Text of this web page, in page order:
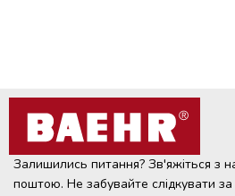
Залишились питання? Зв'яжіться з
поштою. Не забувайте слідкувати